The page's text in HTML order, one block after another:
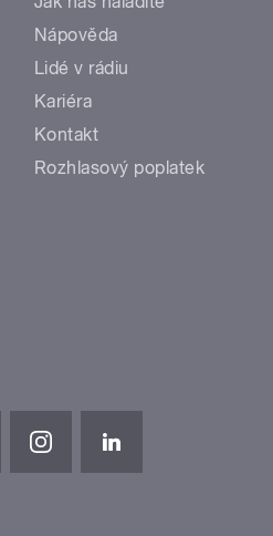
Nápověda
Lidé v rádiu
Kariéra
Kontakt
Rozhlasový poplatek